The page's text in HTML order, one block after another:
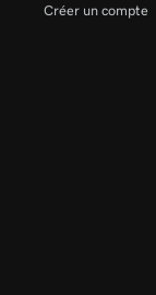
Créer un compte